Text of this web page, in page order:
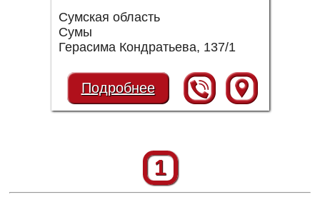
Сумская область
Сумы
Герасима Кондратьева, 137/1
Подробнее
1